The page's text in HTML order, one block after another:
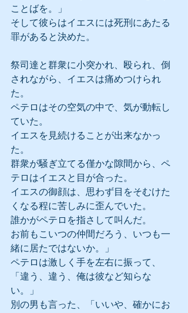
ことばを。」
そして彼らはイエスには死刑にあたる
罪があると決めた。
祭司達と群衆に小突かれ、殴られ、倒
されながら、イエスは痛めつけられ
た。
ペテロはその空気の中で、気が動転し
ていた。
イエスを見続けることが出来なかっ
た。
群衆が騒ぎ立てる僅かな隙間から、ペ
テロはイエスと目が合った。
イエスの御顔は、思わず目をそむけた
くなる程に苦しみに歪んでいた。
誰かがペテロを指さして叫んだ。
お前もこいつの仲間だろう、いつも一
緒に居たではないか。」
ペテロは激しく手を左右に振って、
「違う、違う、俺は彼など知らな
い。」
別の男も言った、「いいや、確かにお